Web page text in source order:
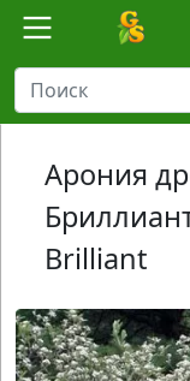
Арония
Brilliant